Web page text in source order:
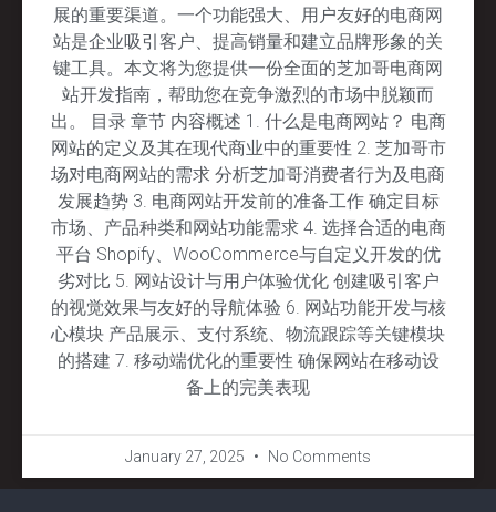
展的重要渠道。一个功能强大、用户友好的电商网
站是企业吸引客户、提高销量和建立品牌形象的关
键工具。本文将为您提供一份全面的芝加哥电商网
站开发指南，帮助您在竞争激烈的市场中脱颖而
出。 目录 章节 内容概述 1. 什么是电商网站？ 电商
网站的定义及其在现代商业中的重要性 2. 芝加哥市
场对电商网站的需求 分析芝加哥消费者行为及电商
发展趋势 3. 电商网站开发前的准备工作 确定目标
市场、产品种类和网站功能需求 4. 选择合适的电商
平台 Shopify、WooCommerce与自定义开发的优
劣对比 5. 网站设计与用户体验优化 创建吸引客户
的视觉效果与友好的导航体验 6. 网站功能开发与核
心模块 产品展示、支付系统、物流跟踪等关键模块
的搭建 7. 移动端优化的重要性 确保网站在移动设
备上的完美表现
January 27, 2025 No Comments